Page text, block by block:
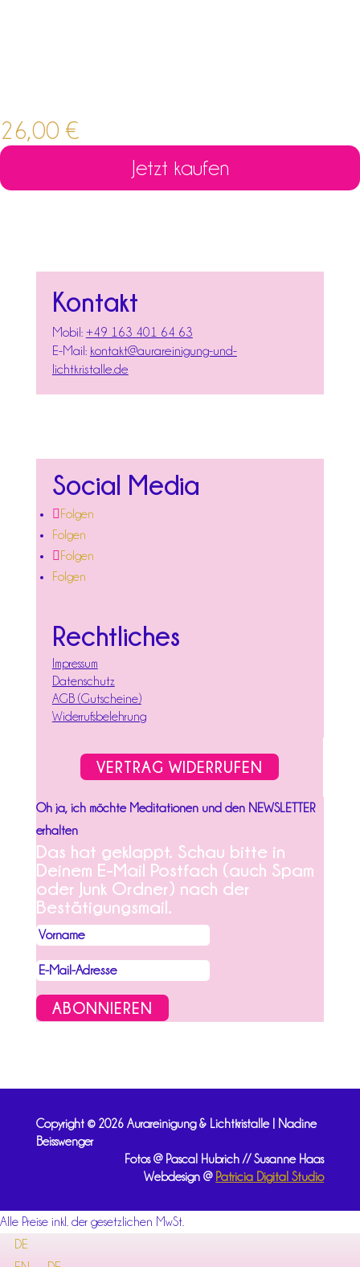
26,00€
Jetzt kaufen
Kontakt
Mobil: +49 163 401 64 63
E-Mail: kontakt@aurareinigung-und-
lichtkristalle.de
Social Media
Folgen
Folgen
Folgen
Folgen
Rechtliches
Impressum
Datenschutz
AGB (Gutscheine)
Widerrufsbelehrung
VERTRAG WIDERRUFEN
Oh ja, ich möchte Meditationen und den NEWSLETTER
erhalten
Das hat geklappt. Schau bitte in
Deinem E-Mail Postfach (auch Spam
oder Junk Ordner) nach der
Bestätigungsmail.
ABONNIEREN
Copyright © 2026 Aurareinigung & Lichtkristalle | Nadine
Beisswenger
Fotos @ Pascal Hubrich // Susanne Haas
Webdesign @ Patricia Digital Studio
Alle Preise inkl. der gesetzlichen MwSt.
DE